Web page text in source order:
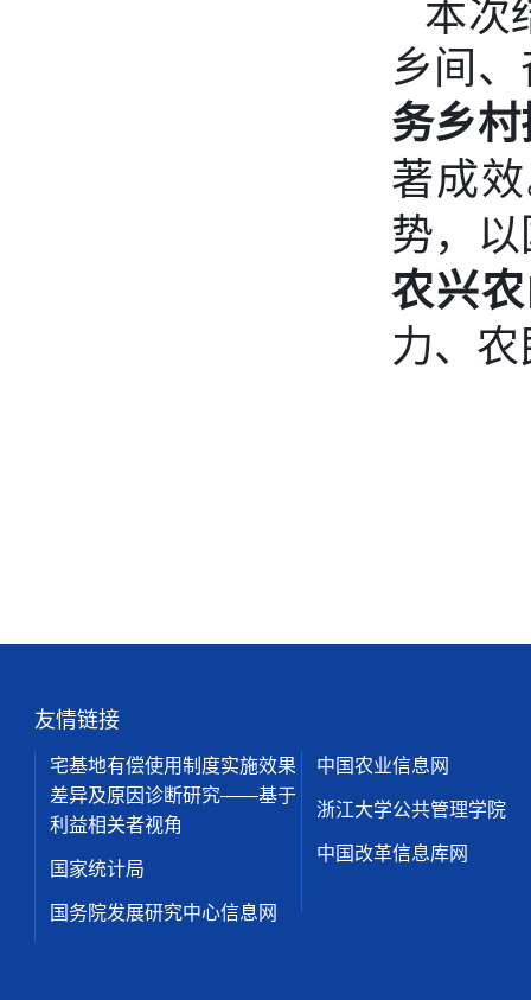
本次
乡间
务乡
著成
势，
农兴农
力、
友情链接
宅基地有偿使用制度实施效果
差异及原因诊断研究——基于
利益相关者视角
国家统计局
国务院发展研究中心信息网
中国农业信息网
浙江大学公共管理学院
中国改革信息库网